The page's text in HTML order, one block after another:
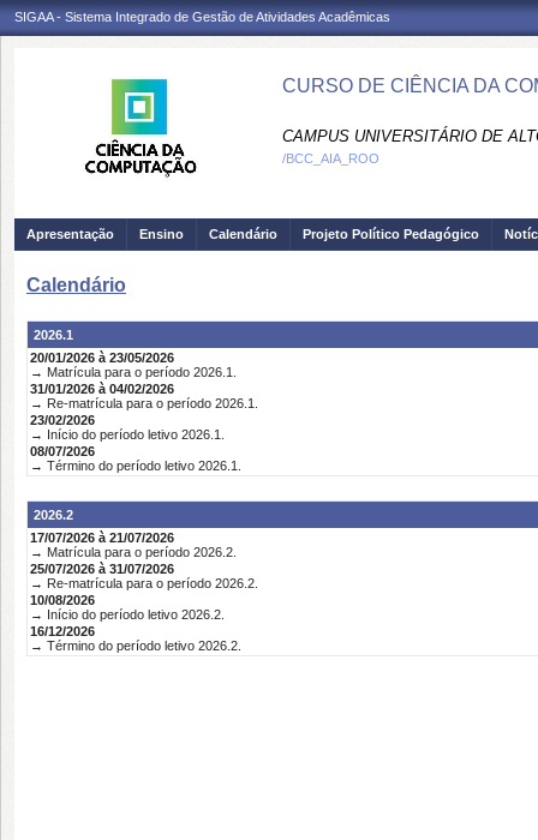
SIGAA - Sistema Integrado de Gestão de Atividades Acadêmicas
CURSO DE CIÊNCIA DA
CAMPUS UNIVERSITÁRIO DE
/BCC_AIA_ROO
Apresentação Ensino Calendário Projeto Político Pedagógico
Calendário
2026.1
20/01/2026 à 23/05/2026
→ Matrícula para o período 2026.1.
31/01/2026 à 04/02/2026
→ Re-matrícula para o período 2026.1.
23/02/2026
→ Início do período letivo 2026.1.
08/07/2026
→ Término do período letivo 2026.1.
2026.2
17/07/2026 à 21/07/2026
→ Matrícula para o período 2026.2.
25/07/2026 à 31/07/2026
→ Re-matrícula para o período 2026.2.
10/08/2026
→ Início do período letivo 2026.2.
16/12/2026
→ Término do período letivo 2026.2.